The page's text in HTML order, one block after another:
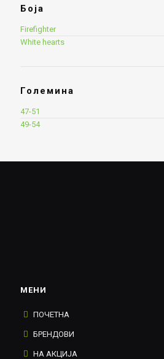
Боја
Firefighter
White hearts
Големина
47-51
49-54
МЕНИ
ПОЧЕТНА
БРЕНДОВИ
НА АКЦИЈА